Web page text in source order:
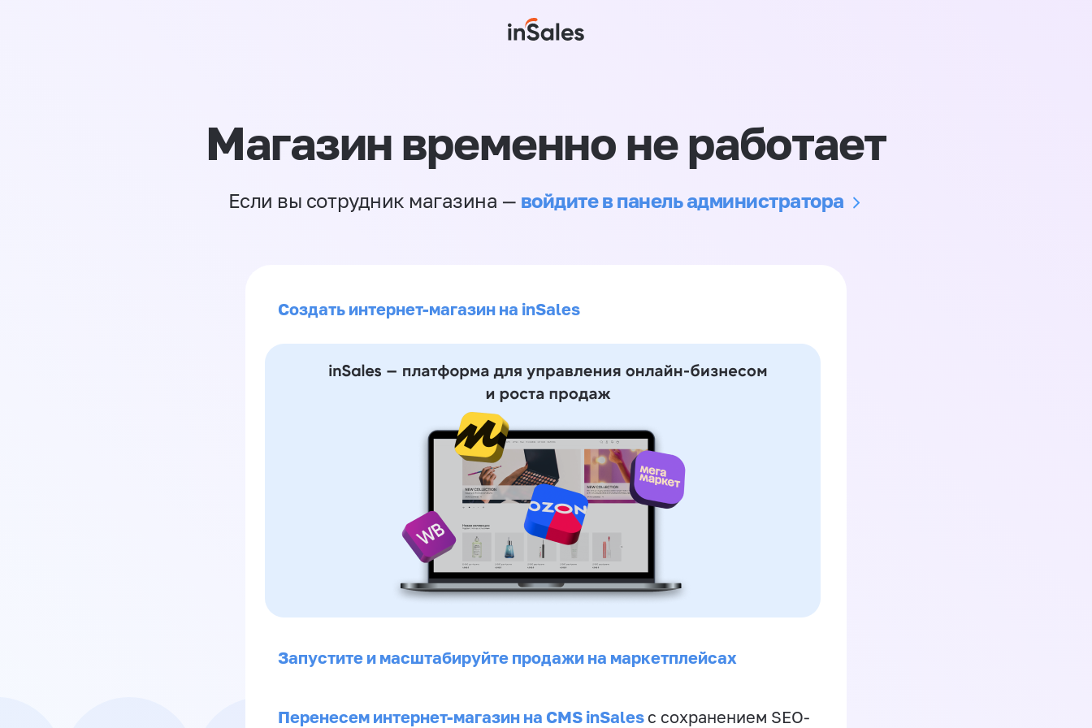
Магазин временно не работает
Если вы сотрудник магазина — войдите в панель администратора
Создать интернет-магазин на inSales
Запустите и масштабируйте продажи на маркетплейсах
Перенесем интернет-магазин на CMS inSales с сохранением SEO-